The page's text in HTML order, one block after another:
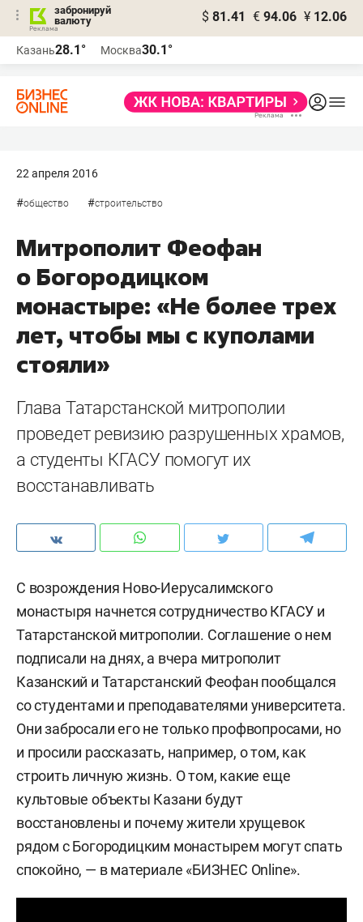
забронируй
валюту
$ 81.41 € 94.06 ¥ 12.06
Казань28.1° Москва30.1°
22 апреля 2016
#общество #строительство
Митрополит Феофан
о Богородицком
монастыре: «Не более трех
лет, чтобы мы с куполами
стояли»
Глава Татарстанской митрополии
проведет ревизию разрушенных храмов,
а студенты КГАСУ помогут их
восстанавливать
С возрождения Ново-Иерусалимского
монастыря начнется сотрудничество КГАСУ и
Татарстанской митрополии. Соглашение о нем
подписали на днях, а вчера митрополит
Казанский и Татарстанский Феофан пообщался
со студентами и преподавателями университета.
Они забросали его не только профвопросами, но
и просили рассказать, например, о том, как
строить личную жизнь. О том, какие еще
культовые объекты Казани будут
восстановлены и почему жители хрущевок
рядом с Богородицким монастырем могут спать
спокойно, — в материале «БИЗНЕС Online».